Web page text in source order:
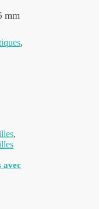
mm
,
,
avec